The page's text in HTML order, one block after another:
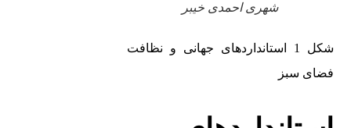
شهری احمدی خیبر
شکل 1 استانداردهای جهانی و نظافت
فضای سبز